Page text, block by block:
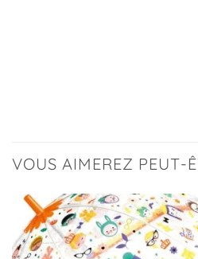
VOUS AIMEREZ PEUT-
Ajouter
à la